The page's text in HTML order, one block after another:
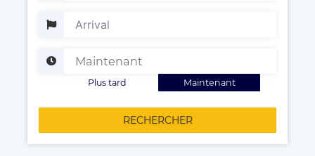
Maintenant
Plus tard
RECHERCHER